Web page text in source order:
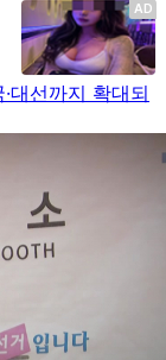
대선까지 확대되